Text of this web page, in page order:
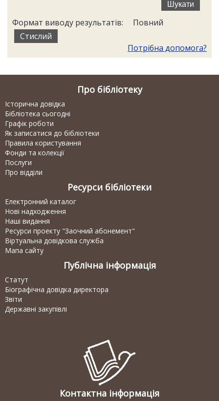
Формат виводу результатів:
Повний
Стислий
Потрібна допомога?
Про бібліотеку
Історична довідка
Бібліотека сьогодні
Графік роботи
Як записатися до бібліотеки
Правила користування
Фонди та колекції
Послуги
Про відділи
Ресурси бібліотеки
Електронний каталог
Нові надходження
Наші видання
Ресурси проекту "Заочний абонемент"
Віртуальна довідкова служба
Мапа сайту
Публічна інформація
Статут
Біографічна довідка директора
Звіти
Державні закупівлі
Контактна інформація